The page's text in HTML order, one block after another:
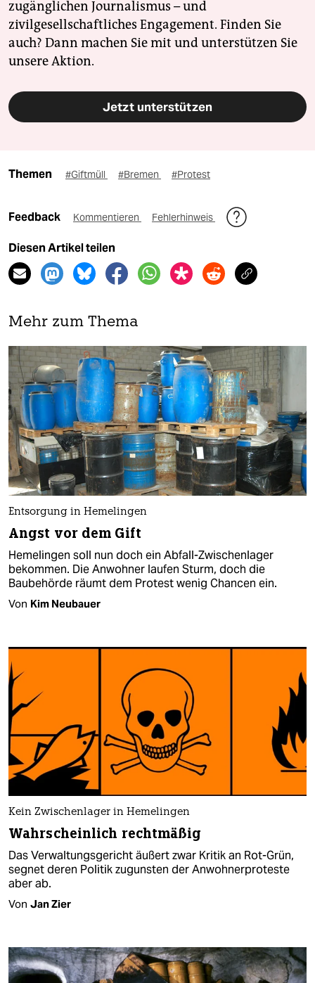
zugänglichen Journalismus – und
zivilgesellschaftliches Engagement. Finden Sie
auch? Dann machen Sie mit und unterstützen Sie
unsere Aktion.
Jetzt unterstützen
Themen #Giftmüll #Bremen #Protest
Feedback Kommentieren Fehlerhinweis
Diesen Artikel teilen
Mehr zum Thema
Entsorgung in Hemelingen
Angst vor dem Gift
Hemelingen soll nun doch ein Abfall-Zwischenlager
bekommen. Die Anwohner laufen Sturm, doch die
Baubehörde räumt dem Protest wenig Chancen ein.
Von Kim Neubauer
Kein Zwischenlager in Hemelingen
Wahrscheinlich rechtmäßig
Das Verwaltungsgericht äußert zwar Kritik an Rot-Grün,
segnet deren Politik zugunsten der Anwohnerproteste
aber ab.
Von Jan Zier